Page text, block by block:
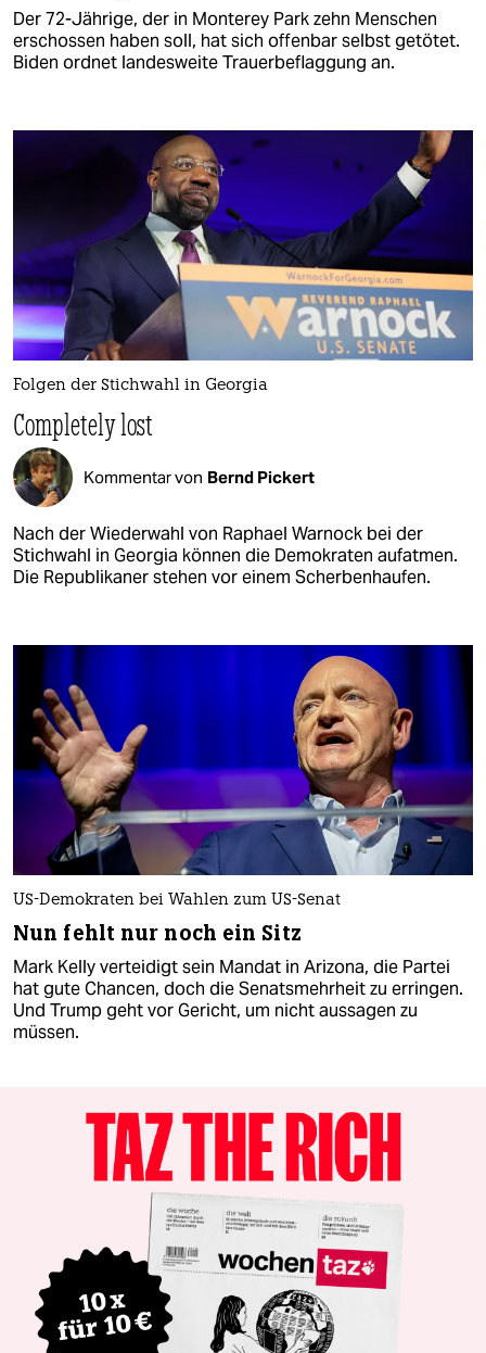
Der 72-Jährige, der in Monterey Park zehn Menschen
erschossen haben soll, hat sich offenbar selbst getötet.
Biden ordnet landesweite Trauerbeflaggung an.
Folgen der Stichwahl in Georgia
Completely lost
Kommentar von Bernd Pickert
Nach der Wiederwahl von Raphael Warnock bei der
Stichwahl in Georgia können die Demokraten aufatmen.
Die Republikaner stehen vor einem Scherbenhaufen.
US-Demokraten bei Wahlen zum US-Senat
Nun fehlt nur noch ein Sitz
Mark Kelly verteidigt sein Mandat in Arizona, die Partei
hat gute Chancen, doch die Senatsmehrheit zu erringen.
Und Trump geht vor Gericht, um nicht aussagen zu
müssen.